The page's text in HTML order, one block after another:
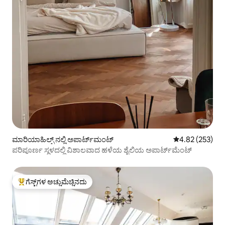
ಮಾರಿಯಾಹಿಲ್ಫ್ ನಲ್ಲಿ ಅಪಾರ್ಟ್‌ಮಂಟ್ 5 ರಲ್ಲಿ 4.82
4.82 (253)
ಪರಿಪೂರ್ಣ ಸ್ಥಳದಲ್ಲಿ ವಿಶಾಲವಾದ ಹಳೆಯ ಶೈಲಿಯ ಅಪಾರ್ಟ್‌ಮೆಂಟ್
ಗೆಸ್ಟ್‌ಗಳಿಗೆ ಅತಿ ಹೆಚ್ಚು ಅಚ್ಚುಮೆಚ್ಚಿನದು
ಗೆಸ್ಟ್‌ಗಳ ಅಚ್ಚುಮೆಚ್ಚಿನದು